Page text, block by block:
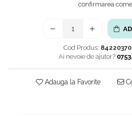
confirmarea
Cod Produs:
Ai nevoie de ajutor?
Adauga la Favorite